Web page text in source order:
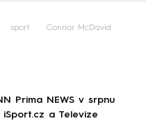
sport Connor McDavid
Prima NEWS v srpnu
a Televize